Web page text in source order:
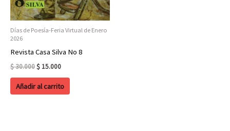
Días de Poesía-Feria Virtual de Enero
2026
Revista Casa Silva No 8
$30.000 Original
was:
$ 15.000Current
is:
$ 15.000.
Añadir al carrito